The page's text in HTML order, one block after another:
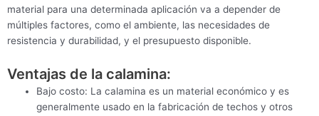
material para una determinada aplicación va a depender de
múltiples factores, como el ambiente, las necesidades de
resistencia y durabilidad, y el presupuesto disponible.
Ventajas de la calamina:
Bajo costo: La calamina es un material económico y es
generalmente usado en la fabricación de techos y otros